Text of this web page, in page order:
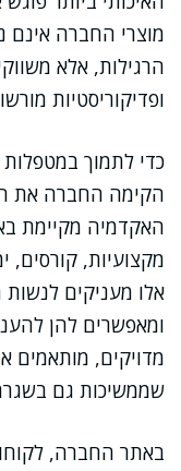
מוצרי החברה אינם
הרגילות, אלא
ופדיקוריסטיות
כדי לתמוך במטפלות
האקדמיה מקיימת
מקצועיות, קורסים,
אלו מעניקים
ומאפשרים להן
מדויקים, מותאמים
שממשיכות גם
באתר החברה,